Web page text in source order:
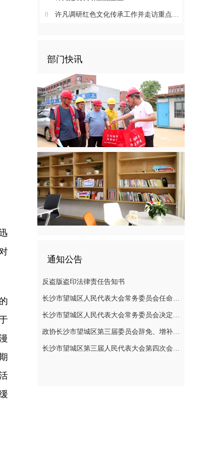
8 许凡调研红色文化传承工作并走访重点企业
部门快讯
通知公告
反盗版盗印法律责任告知书
长沙市望城区人民代表大会常务委员会任命名单
长沙市望城区人民代表大会常务委员会决定任免名单
政协长沙市望城区第三届委员会辞免、增补政协委员的公告
长沙市望城区第三届人民代表大会第四次会议公告